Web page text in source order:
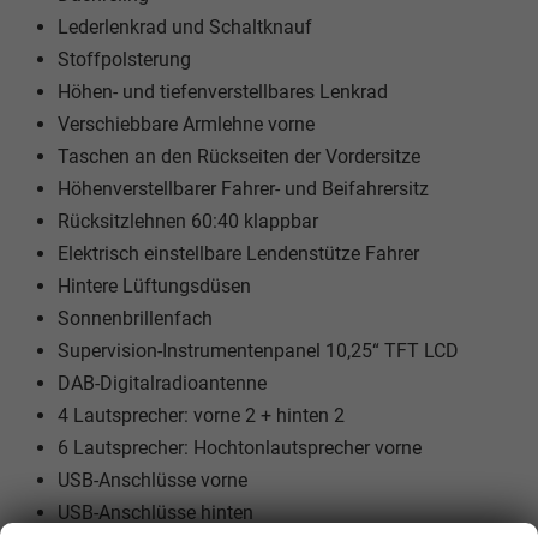
Lederlenkrad und Schaltknauf
Stoffpolsterung
Höhen- und tiefenverstellbares Lenkrad
Verschiebbare Armlehne vorne
Taschen an den Rückseiten der Vordersitze
Höhenverstellbarer Fahrer- und Beifahrersitz
Rücksitzlehnen 60:40 klappbar
Elektrisch einstellbare Lendenstütze Fahrer
Hintere Lüftungsdüsen
Sonnenbrillenfach
Supervision-Instrumentenpanel 10,25“ TFT LCD
DAB-Digitalradioantenne
4 Lautsprecher: vorne 2 + hinten 2
6 Lautsprecher: Hochtonlautsprecher vorne
USB-Anschlüsse vorne
USB-Anschlüsse hinten